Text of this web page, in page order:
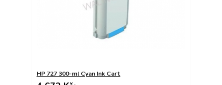
HP 727 300-ml Cyan Ink Cart